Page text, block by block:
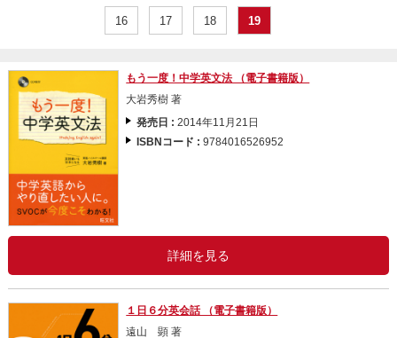
16 17 18 19
もう一度！中学英文法 （電子書籍版）
大岩秀樹 著
発売日 :2014年11月21日
ISBNコード :9784016526952
詳細を見る
１日６分英会話 （電子書籍版）
遠山 顕 著